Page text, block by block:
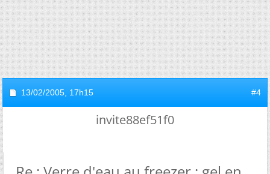
13/02/2005, 17h15 #4
invite88ef51f0